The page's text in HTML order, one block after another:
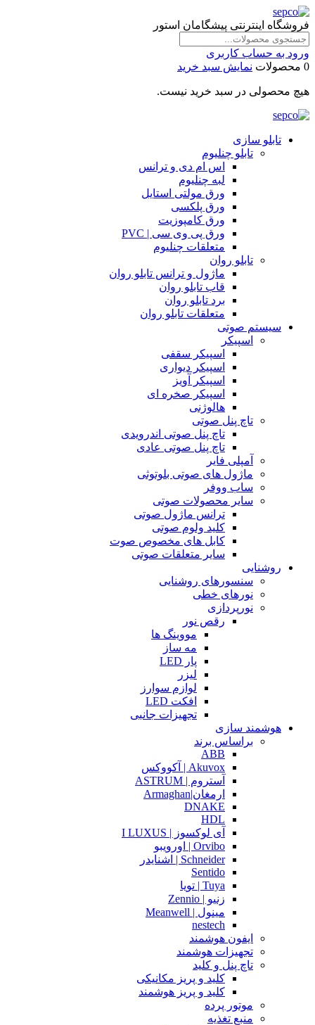
فروشگاه اینترنتی پیشگامان استور
ورود به حساب کاربری
0 محصولات
نمایش سبد خرید
هیچ محصولی در سبد خرید نیست.
تابلو سازی
تابلو چنلیوم
اس ام دی و ترانس
لبه چنلیوم
ورق مولتی استایل
ورق پلکسی
ورق کامپوزیت
ورق پی وی سی | PVC
متعلقات چنلیوم
تابلو روان
ماژول و ترانس تابلو روان
قاب تابلو روان
برد تابلو روان
متعلقات تابلو روان
سیستم صوتی
اسپیکر
اسپیکر سقفی
اسپیکر دیواری
اسپیکر آویز
اسپیکر صخره ای
هالوژنی
تاچ پنل صوتی
تاچ پنل صوتی اندرویدی
تاچ پنل صوتی عادی
آمپلی فایر
ماژول های صوتی بلوتوثی
ساب ووفر
سایر محصولات صوتی
ترانس ماژول صوتی
کلید ولوم صوتی
کابل های مخصوص صوت
سایر متعلقات صوتی
روشنایی
سنسورهای روشنایی
نورهای خطی
نورپردازی
رقص نور
مووینگ ها
مه ساز
پار LED
لیزر
لوازم سوارز
افکت LED
تجهیزات جانبی
هوشمند سازی
براساس برند
ABB
Akuvox | آکووکس
آستروم | ASTRUM
ارمغان|Armaghan
DNAKE
HDL
آی لوکسوز | I LUXUS
Orvibo | اورویبو
Schneider | اشنایدر
Sentido
Tuya | تویا
زنیو | Zennio
مینول | Meanwell
nestech
ایفون هوشمند
تجهیزات هوشمند
تاچ پنل و کلید
کلید و پریز مکانیکی
کلید و پریز هوشمند
موتور پرده
منبع تغذیه